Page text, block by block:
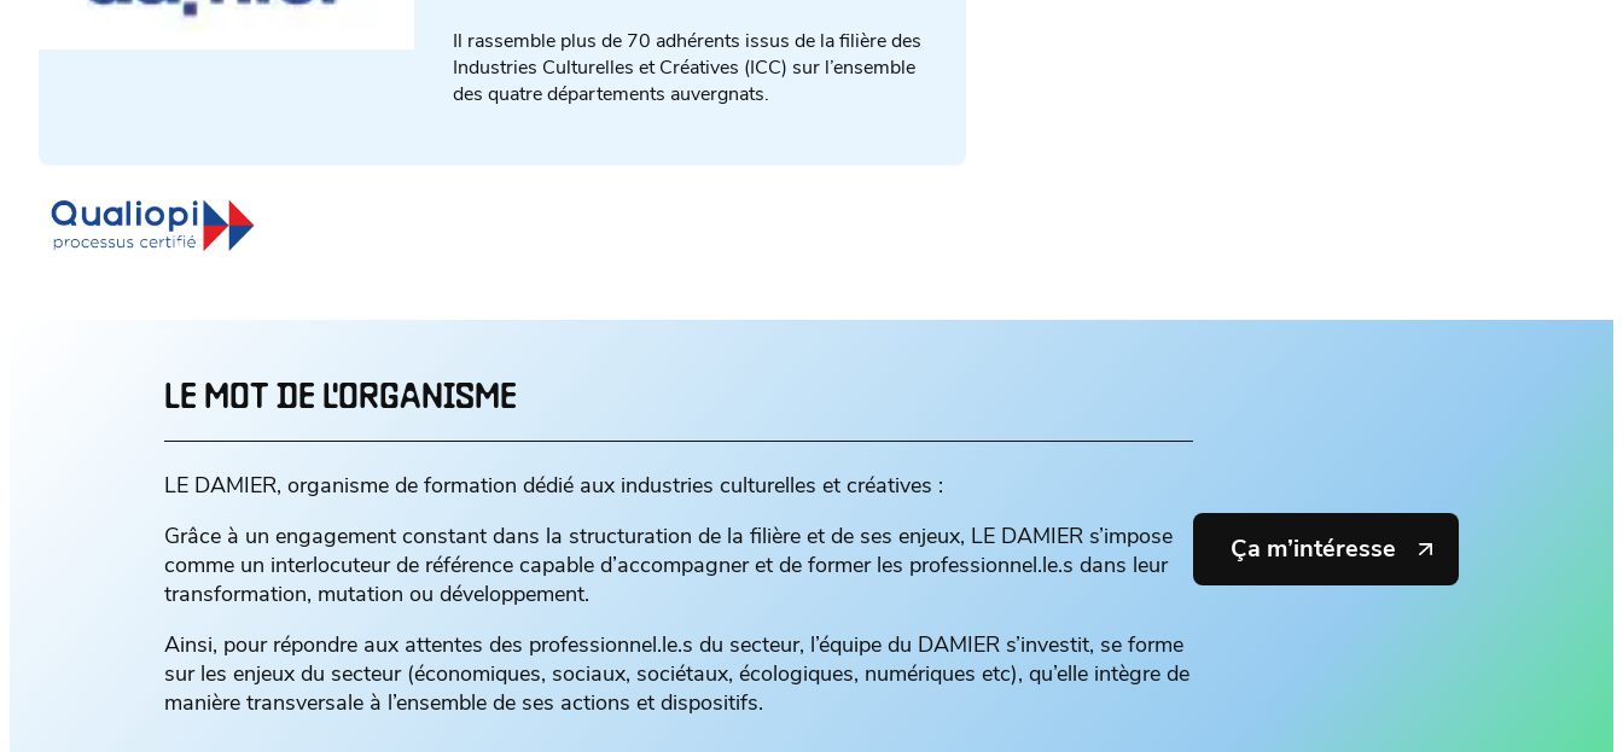
Il rassemble plus de 70 adhérents issus de la filière des
Industries Culturelles et Créatives (ICC) sur l’ensemble
des quatre départements auvergnats.
LE MOT DE L'ORGANISME
LE DAMIER, organisme de formation dédié aux industries culturelles et créatives :
Grâce à un engagement constant dans la structuration de la filière et de ses enjeux, LE DAMIER s’impose
comme un interlocuteur de référence capable d’accompagner et de former les professionnel.le.s dans leur
transformation, mutation ou développement.
Ainsi, pour répondre aux attentes des professionnel.le.s du secteur, l’équipe du DAMIER s’investit, se forme
sur les enjeux du secteur (économiques, sociaux, sociétaux, écologiques, numériques etc), qu’elle intègre de
manière transversale à l’ensemble de ses actions et dispositifs.
Ça m’intéresse